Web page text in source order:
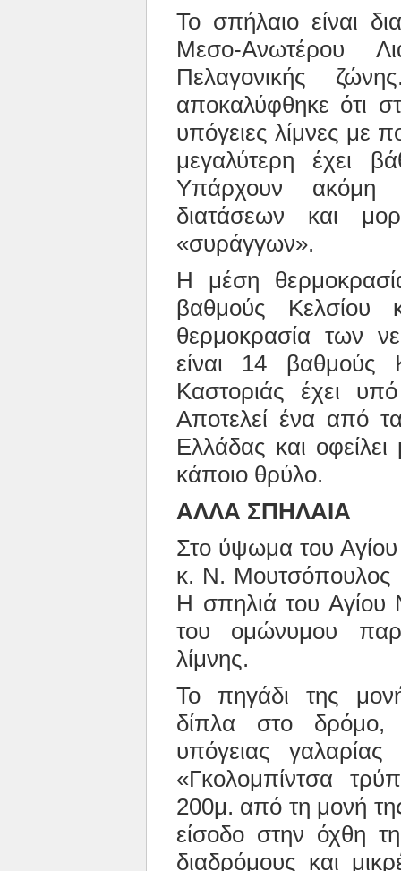
Το σπήλαιο είναι
Μεσο-Ανωτέρου
Πελαγονικής
αποκαλύφθηκε ότι
υπόγειες λίμνες με
μεγαλύτερη έχει
Υπάρχουν ακόμη
διατάσεων και
«συράγγων».
Η μέση
βαθμούς
θερμοκρασία των
είναι 14 βαθμούς
Καστοριάς έχει
Αποτελεί ένα από
Ελλάδας και
κάποιο θρύλο.
ΑΛΛΑ ΣΠΗΛΑΙΑ
Στο ύψωμα του
κ. Ν. Μουτσόπουλος
Η σπηλιά του Αγίου
του ομώνυμου
λίμνης.
Το πηγάδι της
δίπλα στο δρόμο,
υπόγειας
«Γκολομπίντσα
200μ. από τη μονή
είσοδο στην όχθη
διαδρόμους και